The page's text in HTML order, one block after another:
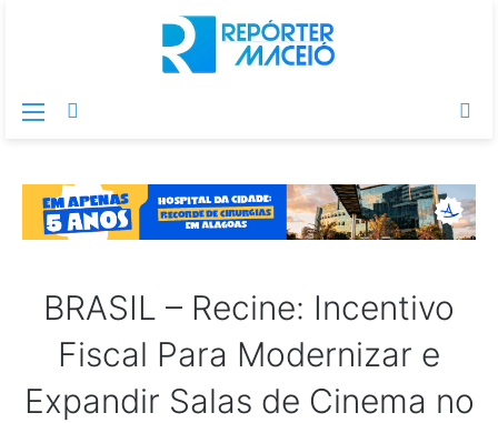
Menu
BRASIL – Recine: Incentivo
Fiscal Para Modernizar e
Expandir Salas de Cinema no